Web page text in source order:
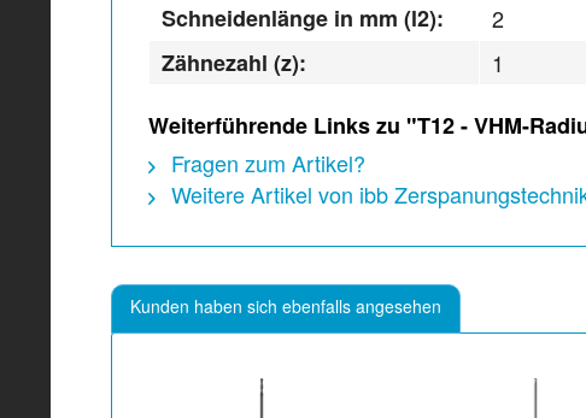
Schneidenlänge in mm (l2):
2
Zähnezahl (z):
1
Weiterführende Links zu "T12 - VHM-
Fragen zum Artikel?
Weitere Artikel von ibb
Kunden haben sich ebenfalls angesehen